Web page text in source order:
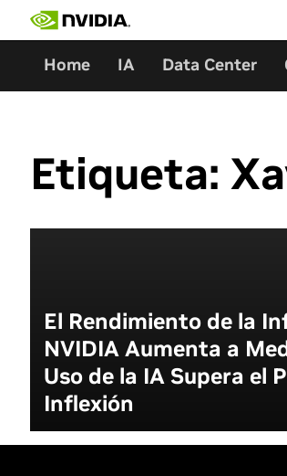
Home IA Data Center
Etiqueta:
El Rendimiento de la
NVIDIA Aumenta a
Uso de la IA Supera el
Inflexión